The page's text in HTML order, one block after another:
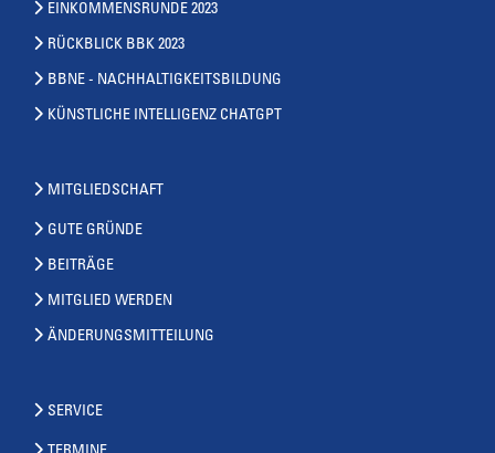
EINKOMMENSRUNDE 2023
RÜCKBLICK BBK 2023
BBNE - NACHHALTIGKEITSBILDUNG
KÜNSTLICHE INTELLIGENZ CHATGPT
MITGLIEDSCHAFT
GUTE GRÜNDE
BEITRÄGE
MITGLIED WERDEN
ÄNDERUNGSMITTEILUNG
SERVICE